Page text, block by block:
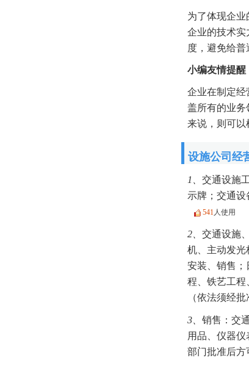
为了体现企
企业的技术实
度，避免给普
小编友情提醒
企业在制定经
盖所有的业务
来说，则可以
设施公司经
1、 交通设施
示牌；交通设
541 人使用
2、 交通设施
机、主动发光
安装、销售；
程、铁艺工程
（依法须经
3、 销售：交
用品、仪器
部门批准后方